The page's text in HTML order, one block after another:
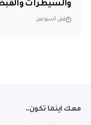
والسيطرات والقبض على
قبل أسبوعين
معك اينما تكون..